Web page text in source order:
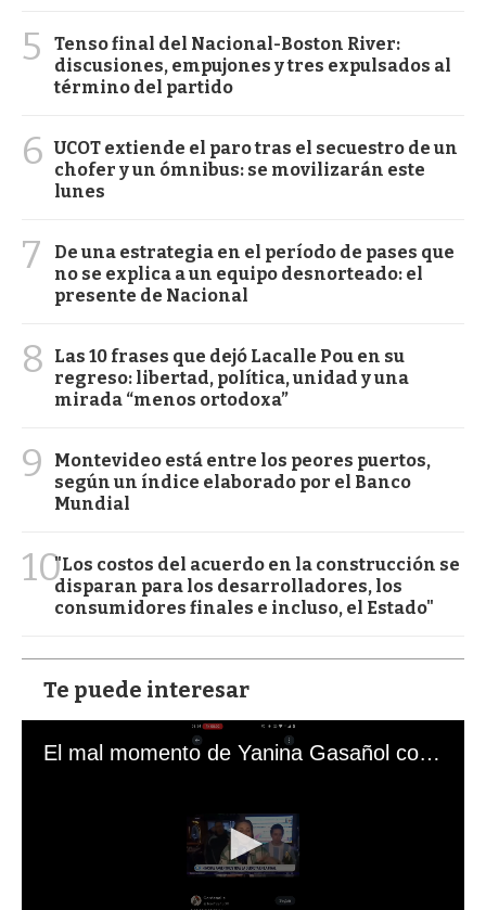
5
Tenso final del Nacional-Boston River:
discusiones, empujones y tres expulsados al
término del partido
6 UCOT extiende el paro tras el secuestro de un
chofer y un ómnibus: se movilizarán este
lunes
7
De una estrategia en el período de pases que
no se explica a un equipo desnorteado: el
presente de Nacional
8
Las 10 frases que dejó Lacalle Pou en su
regreso: libertad, política, unidad y una
mirada “menos ortodoxa”
9
Montevideo está entre los peores puertos,
según un índice elaborado por el Banco
Mundial
10"Los costos del acuerdo en la construcción se
disparan para los desarrolladores, los
consumidores finales e incluso, el Estado"
Te puede interesar
El mal momento de Yanina Gasañol con un hincha argentino en "Subrayado"